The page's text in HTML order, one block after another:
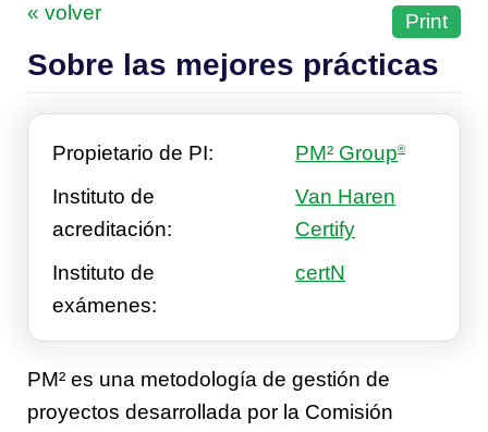
« volver Print
Sobre las mejores prácticas
Propietario de PI: PM² Group®
Instituto de
acreditación:
Van Haren
Certify
Instituto de
exámenes:
certN
PM² es una metodología de gestión de
proyectos desarrollada por la Comisión